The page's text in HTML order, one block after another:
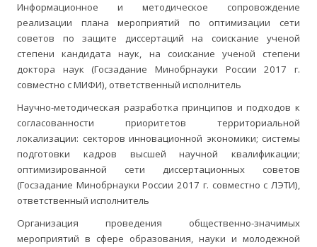
Информационное и методическое сопровождение
реализации плана мероприятий по оптимизации сети
советов по защите диссертаций на соискание ученой
степени кандидата наук, на соискание ученой степени
доктора наук (Госзадание Минобрнауки России 2017 г.
совместно с МИФИ), ответственный исполнитель
Научно-методическая разработка принципов и подходов к
согласованности приоритетов территориальной
локализации: секторов инновационной экономики; системы
подготовки кадров высшей научной квалификации;
оптимизированной сети диссертационных советов
(Госзадание Минобрнауки России 2017 г. совместно с ЛЭТИ),
ответственный исполнитель
Организация проведения общественно-значимых
мероприятий в сфере образования, науки и молодежной